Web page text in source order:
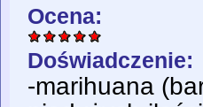
Ocena:
Doświadczenie:
-marihuana